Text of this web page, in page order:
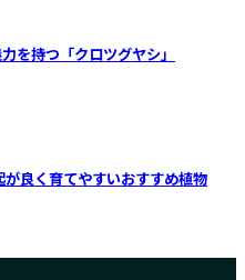
を持つ「クロツグヤシ」
良く育てやすいおすすめ植物